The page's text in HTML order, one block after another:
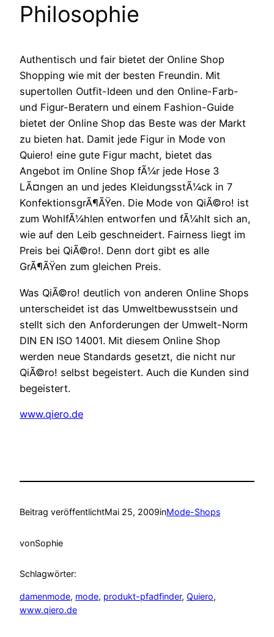
Philosophie
Authentisch und fair bietet der Online Shop
Shopping wie mit der besten Freundin. Mit
supertollen Outfit-Ideen und den Online-Farb-
und Figur-Beratern und einem Fashion-Guide
bietet der Online Shop das Beste was der Markt
zu bieten hat. Damit jede Figur in Mode von
Quiero! eine gute Figur macht, bietet das
Angebot im Online Shop fÃ¼r jede Hose 3
LÃ¤ngen an und jedes KleidungsstÃ¼ck in 7
KonfektionsgrÃ¶ÃŸen. Die Mode von QiÃ©ro! ist
zum WohlfÃ¼hlen entworfen und fÃ¼hlt sich an,
wie auf den Leib geschneidert. Fairness liegt im
Preis bei QiÃ©ro!. Denn dort gibt es alle
GrÃ¶ÃŸen zum gleichen Preis.
Was QiÃ©ro! deutlich von anderen Online Shops
unterscheidet ist das Umweltbewusstsein und
stellt sich den Anforderungen der Umwelt-Norm
DIN EN ISO 14001. Mit diesem Online Shop
werden neue Standards gesetzt, die nicht nur
QiÃ©ro! selbst begeistert. Auch die Kunden sind
begeistert.
www.qiero.de
Beitrag veröffentlichtMai 25, 2009inMode-Shops
vonSophie
Schlagwörter:
damenmode, mode, produkt-pfadfinder, Quiero
www.qiero.de